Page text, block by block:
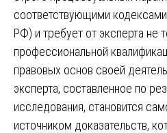
соответствующими
РФ) и требует от эксперта не
профессиональной
правовых основ своей
эксперта, составленное по
исследования, становится
источником доказательств,